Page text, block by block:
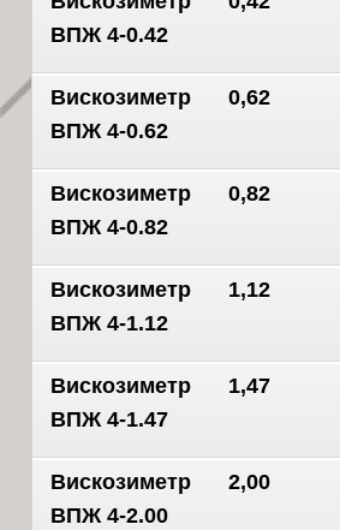
ВПЖ 4-0.42
Вискозиметр
ВПЖ 4-0.62
0,62
Вискозиметр
ВПЖ 4-0.82
0,82
Вискозиметр
ВПЖ 4-1.12
1,12
Вискозиметр
ВПЖ 4-1.47
1,47
Вискозиметр
ВПЖ 4-2.00
2,00